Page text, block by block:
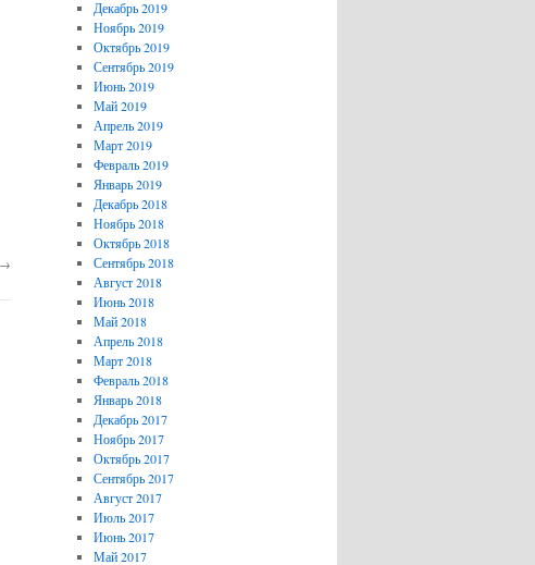
→
Декабрь 2019
Ноябрь 2019
Октябрь 2019
Сентябрь 2019
Июнь 2019
Май 2019
Апрель 2019
Март 2019
Февраль 2019
Январь 2019
Декабрь 2018
Ноябрь 2018
Октябрь 2018
Сентябрь 2018
Август 2018
Июнь 2018
Май 2018
Апрель 2018
Март 2018
Февраль 2018
Январь 2018
Декабрь 2017
Ноябрь 2017
Октябрь 2017
Сентябрь 2017
Август 2017
Июль 2017
Июнь 2017
Май 2017